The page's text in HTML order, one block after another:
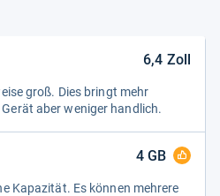
6,4 Zoll
groß. Dies bringt mehr
aber weni­ger hand­lich.
4GB
Kapa­zi­tät. Es kön­nen meh­rere